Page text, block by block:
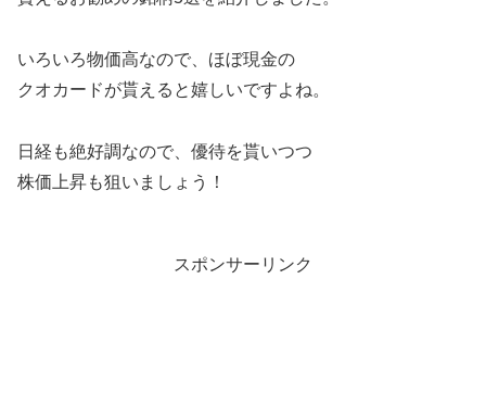
いろいろ物価高なので、ほぼ現金の
クオカードが貰えると嬉しいですよね。
日経も絶好調なので、優待を貰いつつ
株価上昇も狙いましょう！
スポンサーリンク